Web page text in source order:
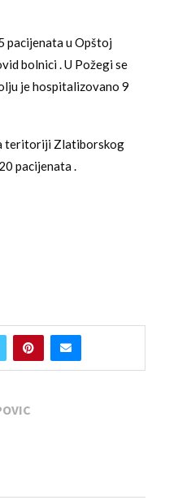
pacijenata u Opštoj
bolnici . U Požegi se
je hospitalizovano 9
teritoriji Zlatiborskog
pacijenata .